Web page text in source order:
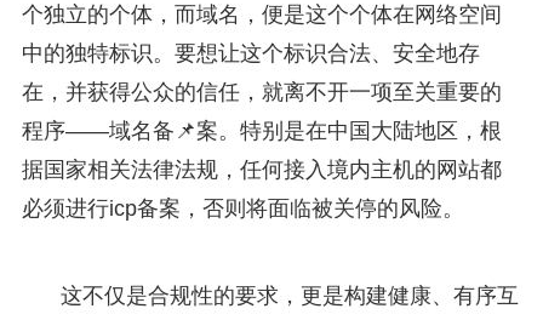
个独立的个体，而域名，便是这个个体在网络空间
中的独特标识。要想让这个标识合法、安全地存
在，并获得公众的信任，就离不开一项至关重要的
程序——域名备📌案。特别是在中国大陆地区，根
据国家相关法律法规，任何接入境内主机的网站都
必须进行icp备案，否则将面临被关停的风险。
这不仅是合规性的要求，更是构建健康、有序互